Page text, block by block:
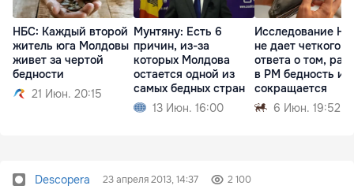
НБС: Каждый второй
житель юга Молдовы
живет за чертой
бедности
21 Июн. 20:15
Мунтяну: Есть 6
причин, из-за
которых Молдова
остается одной из
самых бедных стран
13 Июн. 16:00
Исследование
не дает четкого
ответа о том,
в РМ бедность
сокращается
6 Июн. 19:52
Descopera 23 апреля 2013, 14:37 2 100